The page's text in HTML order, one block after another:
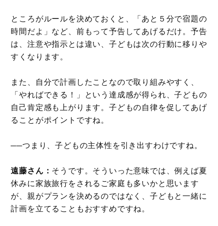
ところがルールを決めておくと、「あと５分で宿題の
時間だよ」など、前もって予告してあげるだけ。予告
は、注意や指示とは違い、子どもは次の行動に移りや
すくなります。
また、自分で計画したことなので取り組みやすく、
「やればできる！」という達成感が得られ、子どもの
自己肯定感も上がります。子どもの自律を促してあげ
ることがポイントですね。
──つまり、子どもの主体性を引き出すわけですね。
遠藤さん： そうです。そういった意味では、例えば夏
休みに家族旅行をされるご家庭も多いかと思います
が、親がプランを決めるのではなく、子どもと一緒に
計画を立てることもおすすめですね。